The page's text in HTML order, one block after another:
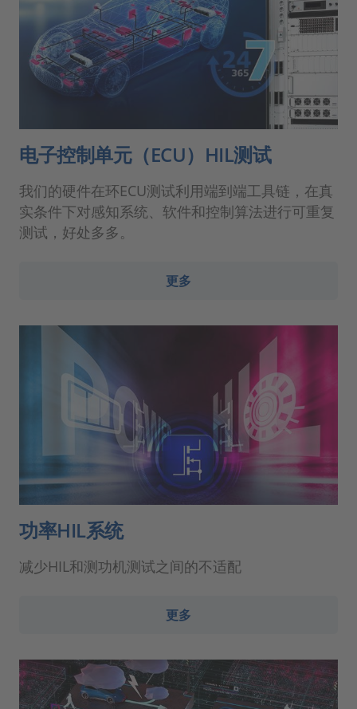
电子控制单元（ECU）HIL测试
我们的硬件在环ECU测试利用端到端工具链，在真
实条件下对感知系统、软件和控制算法进行可重复
测试，好处多多。
更多
功率HIL系统
减少HIL和测功机测试之间的不适配
更多